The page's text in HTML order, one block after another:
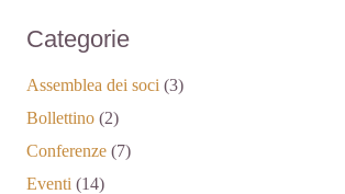
Categorie
Assemblea dei soci (3)
Bollettino (2)
Conferenze (7)
Eventi (14)